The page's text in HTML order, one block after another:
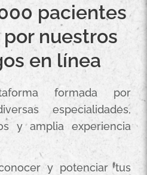
pacientes
nuestros
en línea
formada por
especialidades,
y amplia experiencia
y potenciar tus